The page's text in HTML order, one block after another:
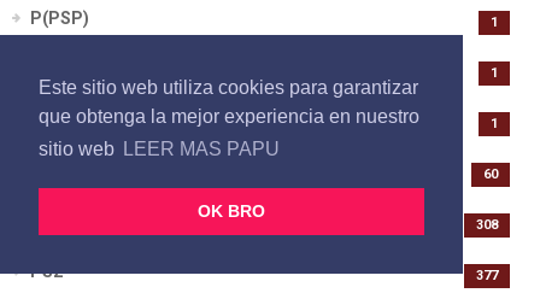
Este sitio web utiliza cookies para garantizar
que obtenga la mejor experiencia en nuestro
sitio web LEER MAS PAPU
OK BRO
P(PSP) 1
1
P(WII U) 1
60
308
PS2 377